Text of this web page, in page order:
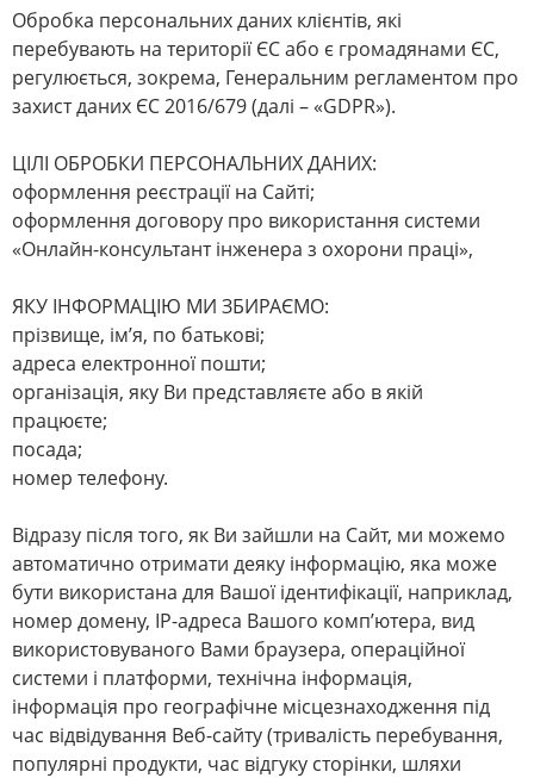
Обробка персональних даних клієнтів, які
перебувають на території ЄС або є громадянами ЄС,
регулюється, зокрема, Генеральним регламентом про
захист даних ЄС 2016/679 (далі – «GDPR»).
ЦІЛІ ОБРОБКИ ПЕРСОНАЛЬНИХ ДАНИХ:
оформлення реєстрації на Сайті;
оформлення договору про використання системи
«Онлайн-консультант інженера з охорони праці»,
ЯКУ ІНФОРМАЦІЮ МИ ЗБИРАЄМО:
прізвище, ім’я, по батькові;
адреса електронної пошти;
організація, яку Ви представляєте або в якій
працюєте;
посада;
номер телефону.
Відразу після того, як Ви зайшли на Сайт, ми можемо
автоматично отримати деяку інформацію, яка може
бути використана для Вашої ідентифікації, наприклад,
номер домену, IP-адреса Вашого комп’ютера, вид
використовуваного Вами браузера, операційної
системи і платформи, технічна інформація,
інформація про географічне місцезнаходження під
час відвідування Веб-сайту (тривалість перебування,
популярні продукти, час відгуку сторінки, шляхи